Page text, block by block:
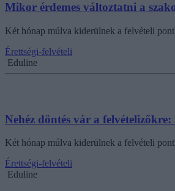
Mikor érdemes változtatni a
Két hónap múlva kiderülnek a felvételi
Érettségi-felvételi
Eduline
Nehéz döntés vár a
Két hónap múlva kiderülnek a felvételi
Érettségi-felvételi
Eduline